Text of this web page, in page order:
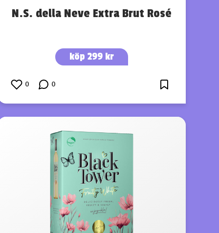
N.S. della Neve Extra Brut Rosé
köp 299 kr
0 0